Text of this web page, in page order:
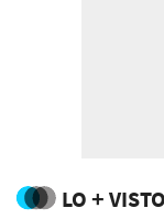
LO + VISTO